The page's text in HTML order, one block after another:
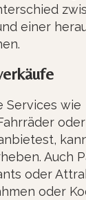
einer
Services wie
oder
Auch
oder
oder